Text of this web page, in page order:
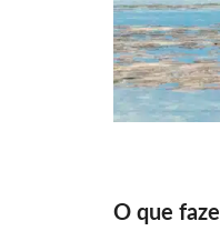
O que